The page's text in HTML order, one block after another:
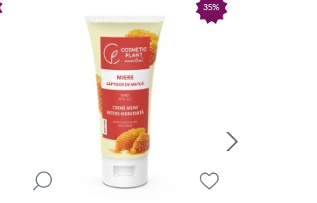
35%